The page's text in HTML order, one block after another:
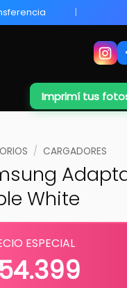
Imprimí tus
/ CARGADORES
White
ESPECIAL
54.399